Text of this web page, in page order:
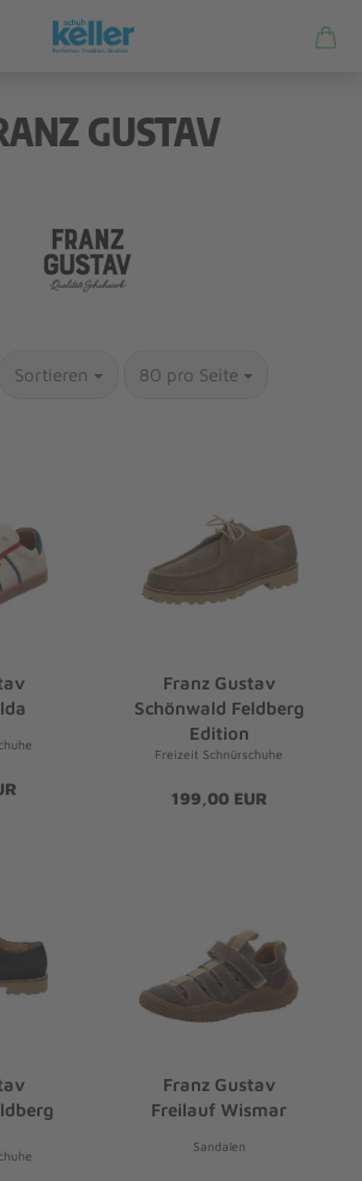
GUSTAV
Sortieren 80 pro Seite
Franz Gustav
Schönwald Feldberg
Edition
Freizeit Schnürschuhe
199,00 EUR
Franz Gustav
Freilauf Wismar
Sandalen